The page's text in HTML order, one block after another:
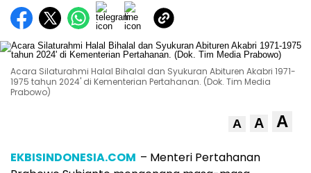
Acara Silaturahmi Halal Bihalal dan Syukuran Abituren Akabri 1971-
1975 tahun 2024' di Kementerian Pertahanan. (Dok. Tim Media
Prabowo)
A A A
EKBISINDONESIA.COM – Menteri Pertahanan